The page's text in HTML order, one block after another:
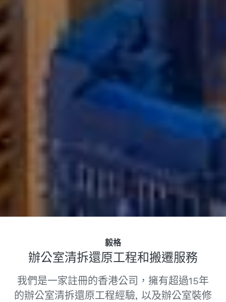
毅格
辦公室清拆還原工程和搬遷服務
我們是一家註冊的香港公司，擁有超過15年
的辦公室清拆還原工程經驗, 以及辦公室裝修